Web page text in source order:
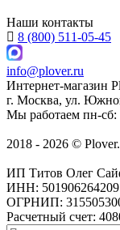
Наши контакты
8 (800) 511-05-45
info@plover.ru
Интернет-магазин
г. Москва, ул.
Мы работаем пн-сб:
2018 - 2026 ©
ИП Титов Олег
ИНН: 501906264209
ОГРНИП:
Расчетный счет: